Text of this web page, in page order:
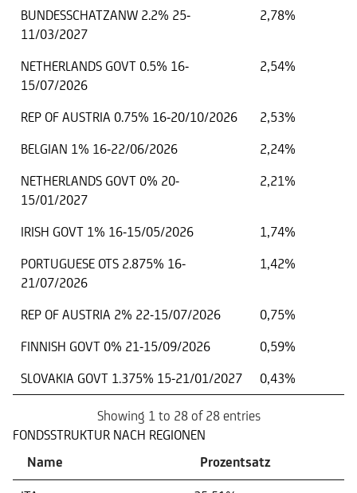
BUNDESSCHATZANW 2.2% 25-
11/03/2027
2,78%
NETHERLANDS GOVT 0.5% 16-
15/07/2026
2,54%
REP OF AUSTRIA 0.75% 16-20/10/2026
2,53%
BELGIAN 1% 16-22/06/2026
2,24%
NETHERLANDS GOVT 0% 20-
15/01/2027
2,21%
IRISH GOVT 1% 16-15/05/2026
1,74%
PORTUGUESE OTS 2.875% 16-
21/07/2026
1,42%
REP OF AUSTRIA 2% 22-15/07/2026
0,75%
FINNISH GOVT 0% 21-15/09/2026
0,59%
SLOVAKIA GOVT 1.375% 15-21/01/2027
0,43%
Showing 1 to 28 of 28 entries
FONDSSTRUKTUR NACH REGIONEN
Name
Prozentsatz